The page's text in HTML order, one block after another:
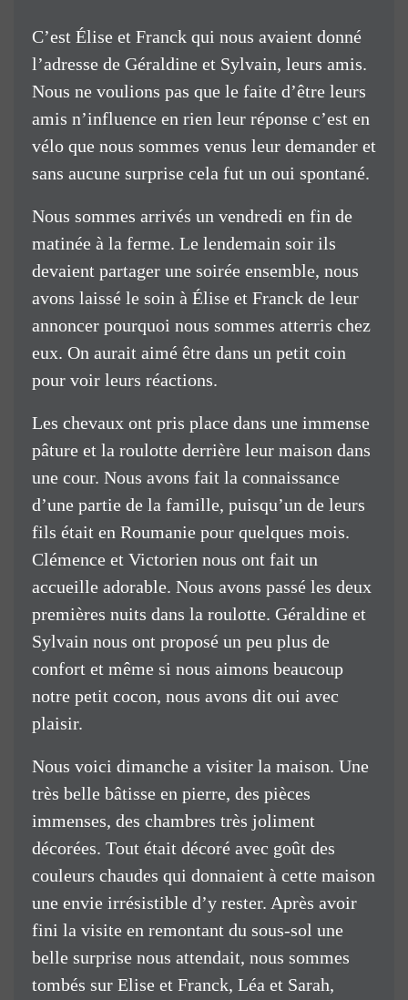
C’est Élise et Franck qui nous avaient donné
l’adresse de Géraldine et Sylvain, leurs amis.
Nous ne voulions pas que le faite d’être leurs
amis n’influence en rien leur réponse c’est en
vélo que nous sommes venus leur demander et
sans aucune surprise cela fut un oui spontané.
Nous sommes arrivés un vendredi en fin de
matinée à la ferme. Le lendemain soir ils
devaient partager une soirée ensemble, nous
avons laissé le soin à Élise et Franck de leur
annoncer pourquoi nous sommes atterris chez
eux. On aurait aimé être dans un petit coin
pour voir leurs réactions.
Les chevaux ont pris place dans une immense
pâture et la roulotte derrière leur maison dans
une cour. Nous avons fait la connaissance
d’une partie de la famille, puisqu’un de leurs
fils était en Roumanie pour quelques mois.
Clémence et Victorien nous ont fait un
accueille adorable. Nous avons passé les deux
premières nuits dans la roulotte. Géraldine et
Sylvain nous ont proposé un peu plus de
confort et même si nous aimons beaucoup
notre petit cocon, nous avons dit oui avec
plaisir.
Nous voici dimanche a visiter la maison. Une
très belle bâtisse en pierre, des pièces
immenses, des chambres très joliment
décorées. Tout était décoré avec goût des
couleurs chaudes qui donnaient à cette maison
une envie irrésistible d’y rester. Après avoir
fini la visite en remontant du sous-sol une
belle surprise nous attendait, nous sommes
tombés sur Elise et Franck, Léa et Sarah,